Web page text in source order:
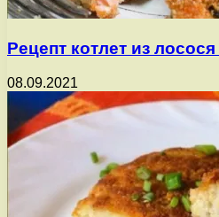
Рецепт котлет из
08.09.2021